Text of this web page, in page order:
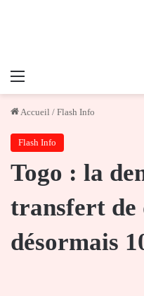
Menu
Accueil / Flash Info
Flash Info
Togo : la
transfert de
désormais